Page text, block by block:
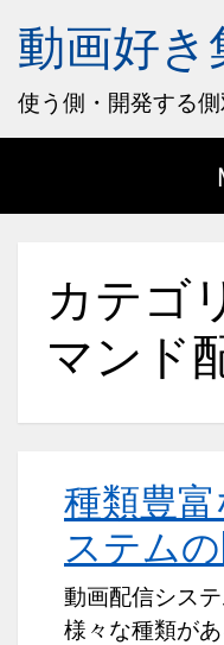
動画好き
使う側・開発する側
カテゴ
マンド
種類豊
ステム
動画配信システ
様々な種類が